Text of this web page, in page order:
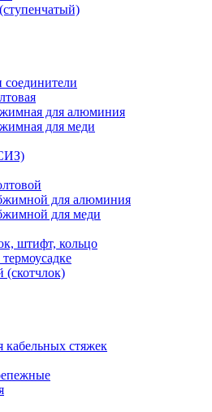
для алюминия
для меди
для алюминия
для меди
штифт, кольцо
(скотчлок)
стяжек